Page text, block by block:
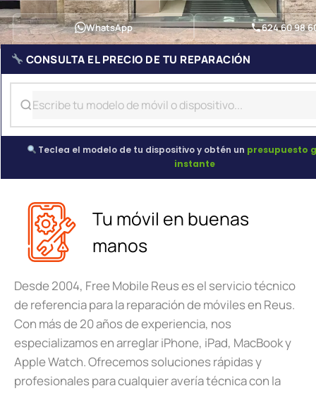
WhatsApp 624 60 98
CONSULTA EL PRECIO DE TU REPARACIÓN
Teclea el modelo de tu dispositivo y obtén un presupuesto
instante
Tu móvil en buenas
manos
Desde 2004, Free Mobile Reus es el servicio técnico
de referencia para la reparación de móviles en Reus.
Con más de 20 años de experiencia, nos
especializamos en arreglar iPhone, iPad, MacBook y
Apple Watch. Ofrecemos soluciones rápidas y
profesionales para cualquier avería técnica con la